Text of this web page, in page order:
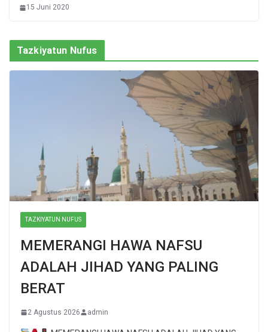
15 Juni 2020
Tazkiyatun Nufus
TAZKIYATUN NUFUS
MEMERANGI HAWA NAFSU
ADALAH JIHAD YANG PALING
BERAT
2 Agustus 2026 admin